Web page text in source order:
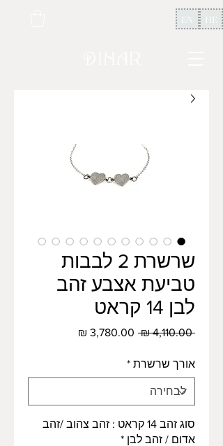
EN HE
שרשרת 2 לבבות
טביעת אצבע זהב
לבן 14 קראט
‏4,110.00 ‏₪
מחיר
אורך שרשרת *
סוג זהב 14 קראט : זהב צהוב /זהב
אדום / זהב לבן *